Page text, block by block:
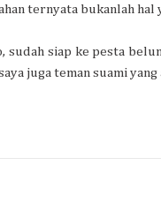
ternyata bukanlah hal
sudah siap ke pesta
juga teman suami